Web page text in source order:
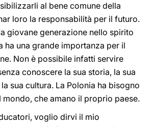
al bene comune della
loro la responsabilità per il futuro.
giovane generazione nello spirito
ha una grande importanza per il
Non è possibile infatti servire
conoscere la sua storia, la sua
sua cultura. La Polonia ha bisogno
che amano il proprio paese.
voglio dirvi il mio